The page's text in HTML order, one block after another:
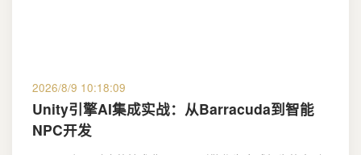
2026/8/9 10:18:09
Unity引擎AI集成实战：从Barracuda到智能
NPC开发